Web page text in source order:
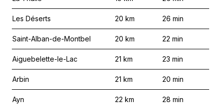
Les Déserts 20 km 26 min
Saint-Alban-de-Montbel 20 km 22 min
Aiguebelette-le-Lac 21 km 23 min
Arbin 21 km 20 min
Ayn 22 km 28 min